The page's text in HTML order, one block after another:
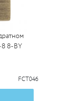
8-BY
FCT046